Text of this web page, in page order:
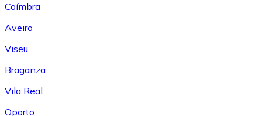
Coímbra
Aveiro
Viseu
Braganza
Vila Real
Oporto